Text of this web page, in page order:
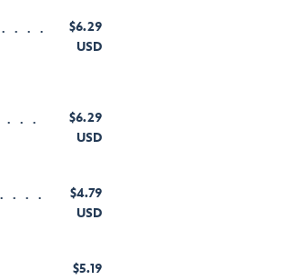
$6.29
USD
$6.29
USD
$4.79
USD
$5.19